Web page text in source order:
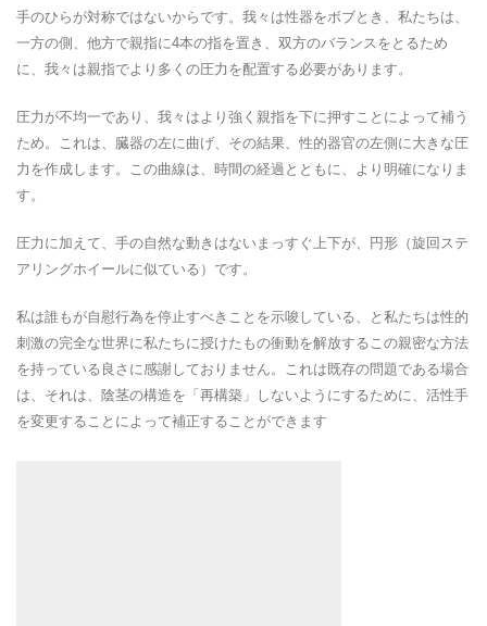
手のひらが対称ではないからです。我々は性器をボブとき、私たちは、
一方の側、他方で親指に4本の指を置き、双方のバランスをとるため
に、我々は親指でより多くの圧力を配置する必要があります。
圧力が不均一であり、我々はより強く親指を下に押すことによって補う
ため。これは、臓器の左に曲げ、その結果、性的器官の左側に大きな圧
力を作成します。この曲線は、時間の経過とともに、より明確になりま
す。
圧力に加えて、手の自然な動きはないまっすぐ上下が、円形（旋回ステ
アリングホイールに似ている）です。
私は誰もが自慰行為を停止すべきことを示唆している、と私たちは性的
刺激の完全な世界に私たちに授けたもの衝動を解放するこの親密な方法
を持っている良さに感謝しておりません。これは既存の問題である場合
は、それは、陰茎の構造を「再構築」しないようにするために、活性手
を変更することによって補正することができます